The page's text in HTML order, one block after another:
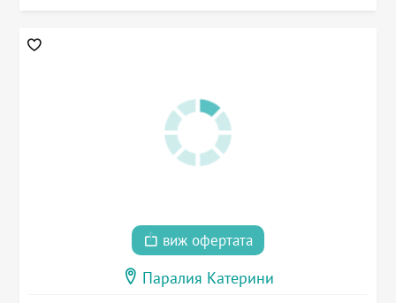
виж офертата
Паралия Катерини